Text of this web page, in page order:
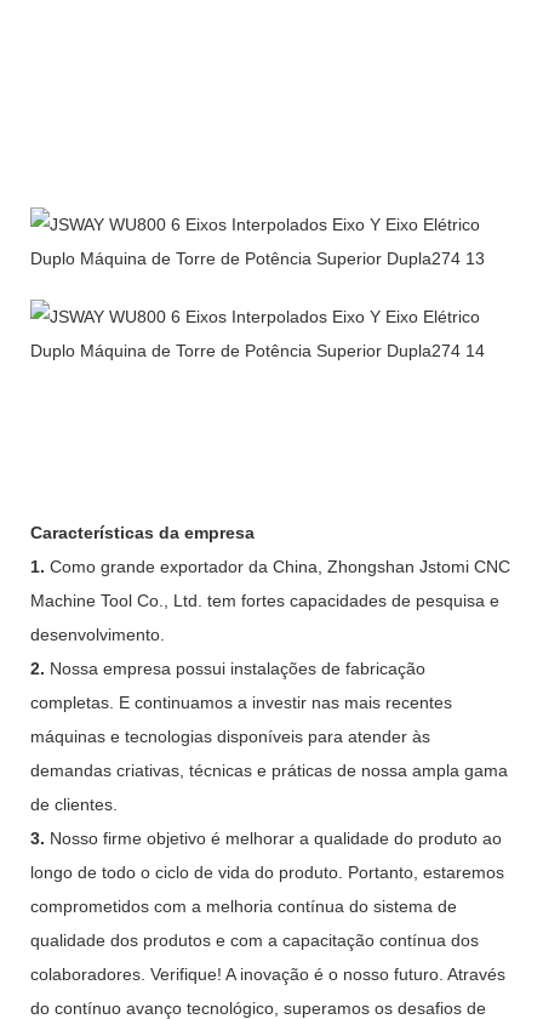
Características da empresa
1. Como grande exportador da China, Zhongshan Jstomi CNC
Machine Tool Co., Ltd. tem fortes capacidades de pesquisa e
desenvolvimento.
2. Nossa empresa possui instalações de fabricação
completas. E continuamos a investir nas mais recentes
máquinas e tecnologias disponíveis para atender às
demandas criativas, técnicas e práticas de nossa ampla gama
de clientes.
3. Nosso firme objetivo é melhorar a qualidade do produto ao
longo de todo o ciclo de vida do produto. Portanto, estaremos
comprometidos com a melhoria contínua do sistema de
qualidade dos produtos e com a capacitação contínua dos
colaboradores. Verifique! A inovação é o nosso futuro. Através
do contínuo avanço tecnológico, superamos os desafios de